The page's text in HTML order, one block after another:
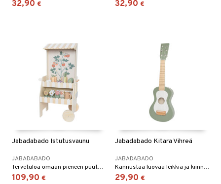
32,90 € 32,90 €
Jabadabado Istutusvaunu
JABADABADO
Tervetuloa omaan pieneen puutarhaasi!
109,90 €
Jabadabado Kitara Vihreä
JABADABADO
Kannustaa luovaa leikkiä ja kiinnostusta musiikkiin!
29,90 €